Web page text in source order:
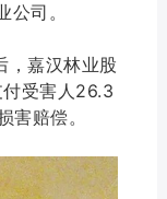
司。
，嘉汉林业股
受害人26.3
赔偿。